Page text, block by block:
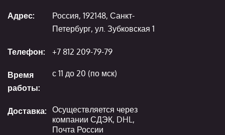
Адрес:
Россия, 192148, Санкт-
Петербург, ул. Зубковская 1
Телефон: +7 812 209-79-79
Время
работы:
с 11 до 20 (по мск)
Доставка: Осуществляется через
компании СДЭК, DHL,
Почта России